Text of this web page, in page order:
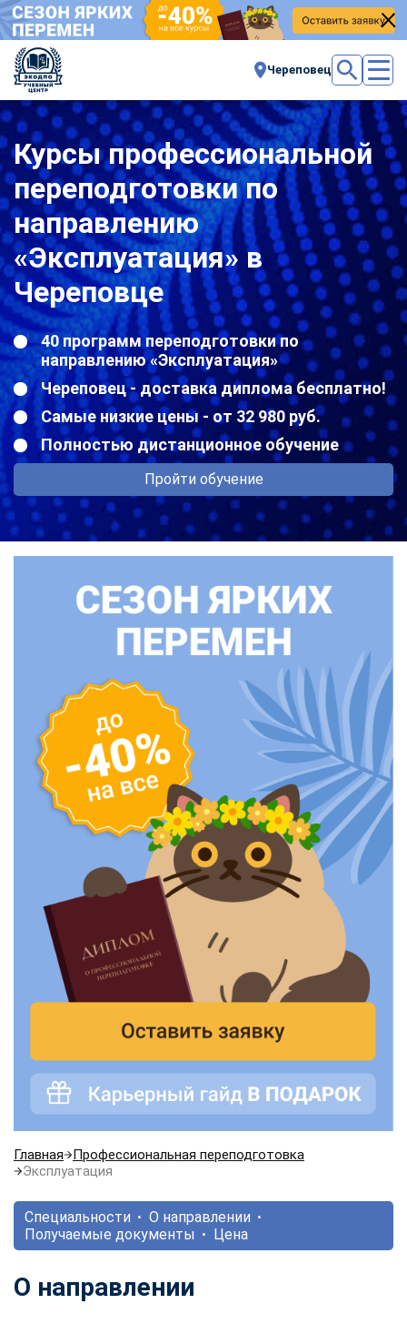
Череповец
Курсы профессиональной
переподготовки по
направлению
«Эксплуатация» в
Череповце
40 программ переподготовки по
направлению «Эксплуатация»
Череповец - доставка диплома бесплатно!
Самые низкие цены - от 32 980 руб.
Полностью дистанционное обучение
Пройти обучение
Главная
Профессиональная переподготовка
Эксплуатация
Специальности
О направлении
Получаемые документы
Цена
О направлении